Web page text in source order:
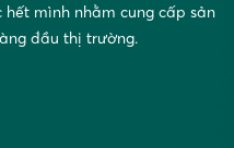
mình nhằm cung cấp sản
đầu thị trường.